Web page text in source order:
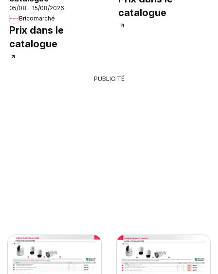
05/08 - 15/08/2026
Bricomarché
Prix dans le
catalogue
catalogue
PUBLICITÉ